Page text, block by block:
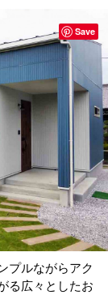
プルながらアク
る広々としたお
Save